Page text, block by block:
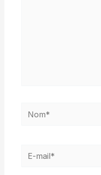
Nom*
E-